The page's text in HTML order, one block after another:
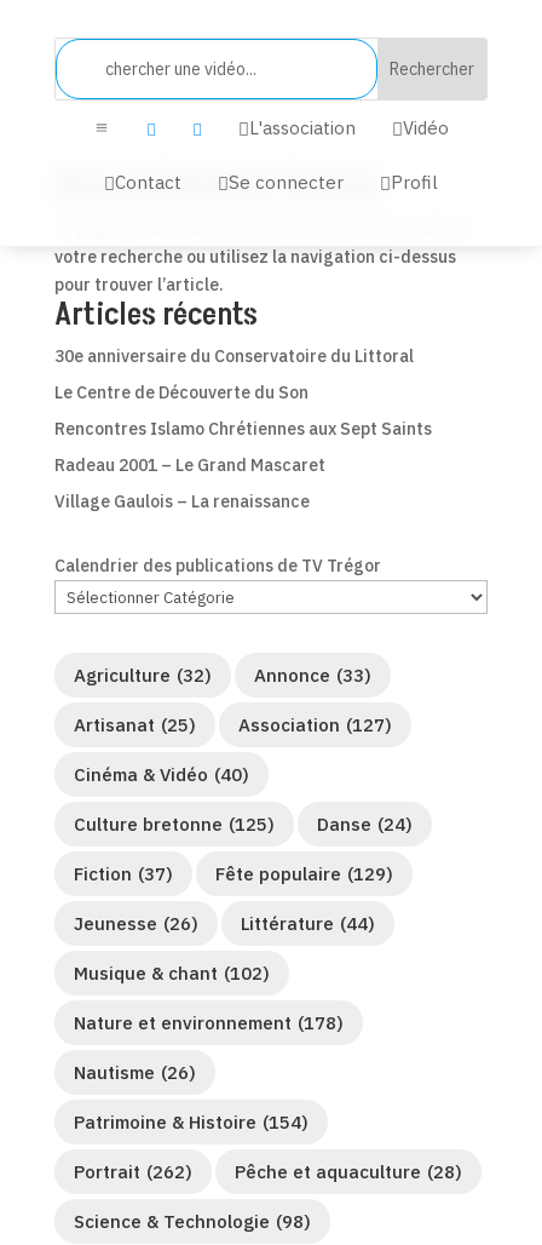
a   L'association Vidéo
Contact Se connecter Profil
Aucun Résultat Trouvé
votre recherche ou utilisez la navigation ci-dessus
pour trouver l’article.
Articles récents
30e anniversaire du Conservatoire du Littoral
Le Centre de Découverte du Son
Rencontres Islamo Chrétiennes aux Sept Saints
Radeau 2001 – Le Grand Mascaret
Village Gaulois – La renaissance
Calendrier des publications de TV Trégor
Agriculture (32) Annonce (33)
Artisanat (25) Association (127)
Cinéma & Vidéo (40)
Culture bretonne (125) Danse (24)
Fiction (37) Fête populaire (129)
Jeunesse (26) Littérature (44)
Musique & chant (102)
Nature et environnement (178)
Nautisme (26)
Patrimoine & Histoire (154)
Portrait (262) Pêche et aquaculture (28)
Science & Technologie (98)